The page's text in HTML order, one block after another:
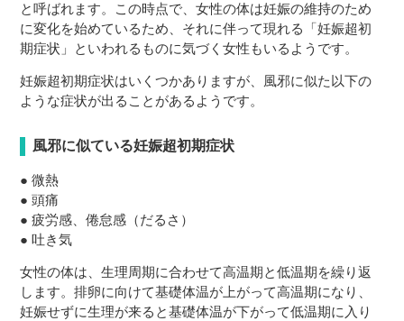
と呼ばれます。この時点で、女性の体は妊娠の維持のため
に変化を始めているため、それに伴って現れる「妊娠超初
期症状」といわれるものに気づく女性もいるようです。
妊娠超初期症状はいくつかありますが、風邪に似た以下の
ような症状が出ることがあるようです。
風邪に似ている妊娠超初期症状
● 微熱
● 頭痛
● 疲労感、倦怠感（だるさ）
● 吐き気
女性の体は、生理周期に合わせて高温期と低温期を繰り返
します。排卵に向けて基礎体温が上がって高温期になり、
妊娠せずに生理が来ると基礎体温が下がって低温期に入り